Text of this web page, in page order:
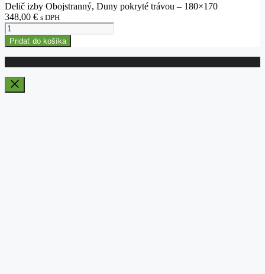
Delič izby Obojstranný, Duny pokryté trávou – 180×170
348,00 € s DPH
množstvo
Delič
izby
Obojstranný,
Duny
pokryté
trávou
Pridať do košíka
Close